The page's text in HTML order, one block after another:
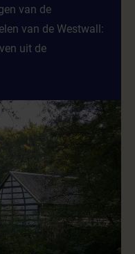
van de
van de Westwall:
uit de